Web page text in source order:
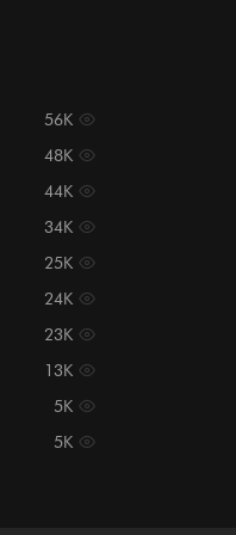
56K
48K
44K
34K
25K
24K
23K
13K
5K
5K